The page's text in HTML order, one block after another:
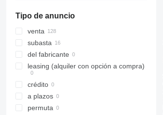
Tipo de anuncio
venta
subasta
del fabricante
leasing (alquiler con opción a compra)
crédito
a plazos
permuta